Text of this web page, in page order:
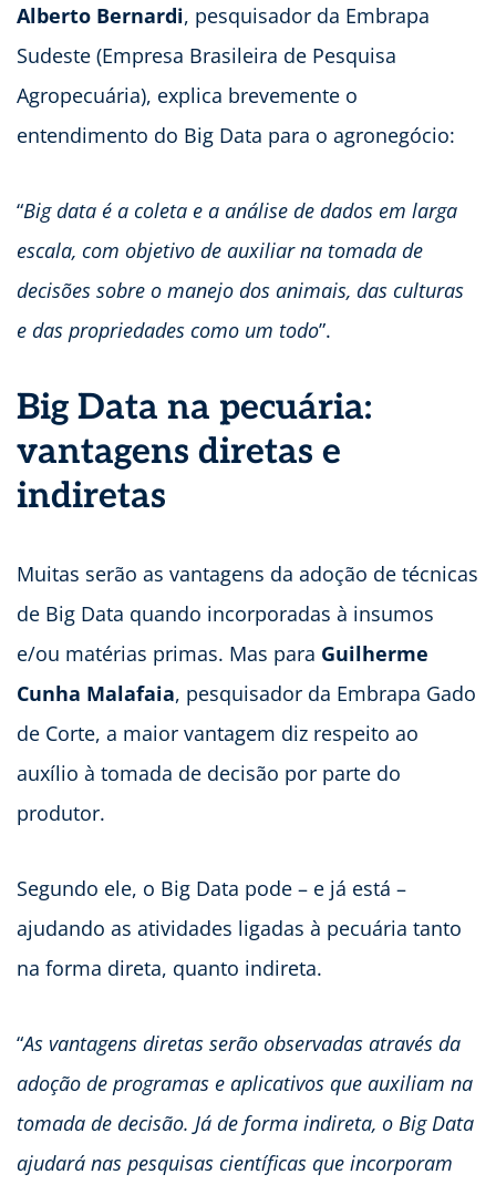
Alberto Bernardi, pesquisador da Embrapa
Sudeste (Empresa Brasileira de Pesquisa
Agropecuária), explica brevemente o
entendimento do Big Data para o agronegócio:
“Big data é a coleta e a análise de dados em larga
escala, com objetivo de auxiliar na tomada de
decisões sobre o manejo dos animais, das culturas
e das propriedades como um todo”.
Big Data na pecuária:
vantagens diretas e
indiretas
Muitas serão as vantagens da adoção de técnicas
de Big Data quando incorporadas à insumos
e/ou matérias primas. Mas para Guilherme
Cunha Malafaia, pesquisador da Embrapa Gado
de Corte, a maior vantagem diz respeito ao
auxílio à tomada de decisão por parte do
produtor.
Segundo ele, o Big Data pode – e já está –
ajudando as atividades ligadas à pecuária tanto
na forma direta, quanto indireta.
“As vantagens diretas serão observadas através da
adoção de programas e aplicativos que auxiliam na
tomada de decisão. Já de forma indireta, o Big Data
ajudará nas pesquisas científicas que incorporam